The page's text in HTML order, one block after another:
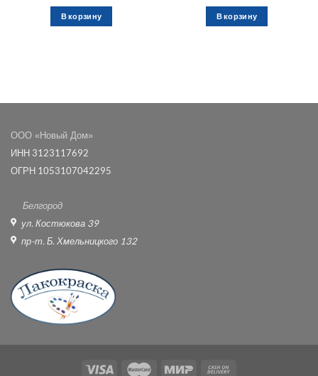
В корзину В корзину
ООО «Новый Дом»
ИНН 3123117692
ОГРН 1053107042295
Белгород
ул. Костюкова 39
пр-т. Б. Хмельницкого 132